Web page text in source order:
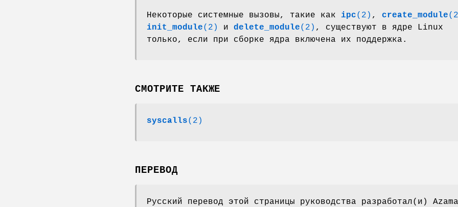
Некоторые системные вызовы, такие как ipc(2) , create_module
init_module(2) и delete_module(2) , существуют в ядре Linux
только, если при сборке ядра включена их поддержка.
СМОТРИТЕ ТАКЖЕ
syscalls(2)
ПЕРЕВОД
Русский перевод этой страницы руководства разработал(и)